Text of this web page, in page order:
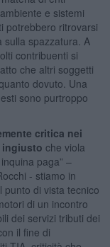
e sistemi
potrebbero ritrovarsi
sulla spazzatura. A
contribuenti si
che altri soggetti
dovuto. Una
sono purtroppo
critica nei
che viola
paga” –
- stiamo in
di vista tecnico
di un incontro
dei servizi tributi dei
il fine di